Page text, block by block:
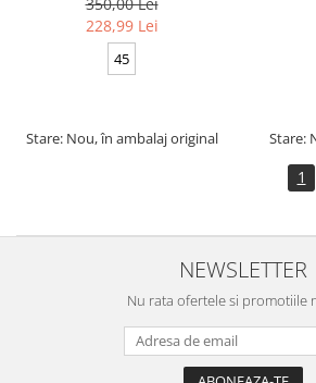
228,99 Lei
45
Stare: Nou, în ambalaj original Stare:
1
NEWSLETTER
Nu rata ofertele si promotiile